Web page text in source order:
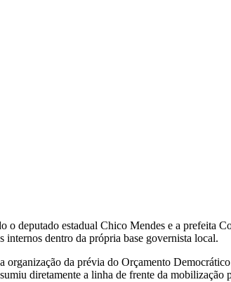
o deputado estadual Chico Mendes e a prefeita
internos dentro da própria base governista local.
organização da prévia do Orçamento
diretamente a linha de frente da